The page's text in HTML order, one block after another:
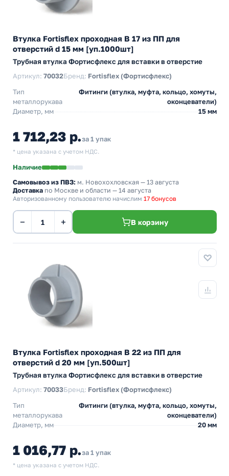
Втулка Fortisflex проходная В 17 из ПП для
отверстий d 15 мм [уп.1000шт]
Трубная втулка Фортисфлекс для вставки в отверстие
Артикул: 70032Бренд: Fortisflex (Фортисфлекс)
Тип
металлорукава
Фитинги (втулка, муфта, кольцо, хомуты,
оконцеватели)
Диаметр, мм
15 мм
1 712,23 р.за 1 упак
* цена указана с учетом НДС.
Наличие
Самовывоз из ПВЗ: м. Новохохловская — 13 августа
Доставка по Москве и области — 14 августа
Авторизованному пользователю начислим 17 бонусов
− + В корзину
Втулка Fortisflex проходная В 22 из ПП для
отверстий d 20 мм [уп.500шт]
Трубная втулка Фортисфлекс для вставки в отверстие
Артикул: 70033Бренд: Fortisflex (Фортисфлекс)
Тип
металлорукава
Фитинги (втулка, муфта, кольцо, хомуты,
оконцеватели)
Диаметр, мм
20 мм
1 016,77 р.за 1 упак
* цена указана с учетом НДС.